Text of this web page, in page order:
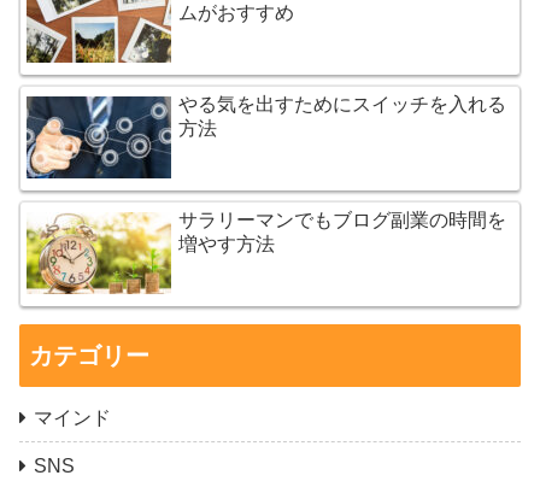
ムがおすすめ
やる気を出すためにスイッチを入れる
方法
サラリーマンでもブログ副業の時間を
増やす方法
カテゴリー
マインド
SNS